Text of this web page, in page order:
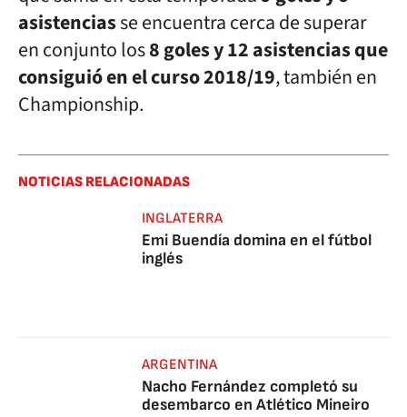
asistenciasse encuentra cerca de superar
en conjunto los8 goles y 12 asistencias que
consiguió en el curso 2018/19, también en
Championship.
NOTICIAS RELACIONADAS
INGLATERRA
Emi Buendía domina en el fútbol
inglés
ARGENTINA
Nacho Fernández completó su
desembarco en Atlético Mineiro